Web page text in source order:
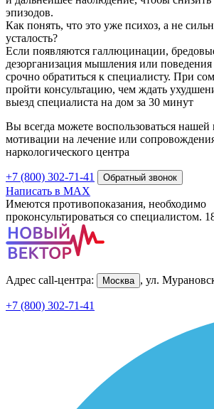
эпизодов.
Как понять, что это уже психоз, а не
усталость?
Если появляются галлюцинации,
дезорганизация мышления или
срочно обратиться к специалисту. При
пройти консультацию, чем ждать
выезд специалиста на дом за 30 минут
Вы всегда можете воспользоваться
мотивации на лечение или
наркологического центра
+7 (800) 302-71-41 Обратный звонок
Написать в MAX
Имеются противопоказания, необходимо
проконсультироваться со специалистом.
Адрес call-центра: Москва , ул.
+7 (800) 302-71-41